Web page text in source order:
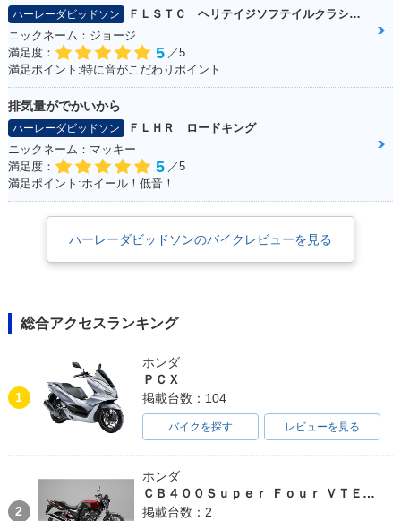
ハーレーダビッドソン
ＦＬＳＴＣ ヘリテイジソフテイルクラシック
ニックネーム：ジョージ
満足度：
5 ／5
満足ポイント:特に音がこだわりポイント
排気量がでかいから
ハーレーダビッドソン
ＦＬＨＲ ロードキング
ニックネーム：マッキー
満足度：
5 ／5
満足ポイント:ホイール！低音！
ハーレーダビッドソンのバイクレビューを見る
総合アクセスランキング
1
ホンダ
ＰＣＸ
掲載台数：104
バイクを探す レビューを見る
2
ホンダ
ＣＢ４００Ｓｕｐｅｒ Ｆｏｕｒ ＶＴＥＣ ＳＰＥＣ３
掲載台数：2